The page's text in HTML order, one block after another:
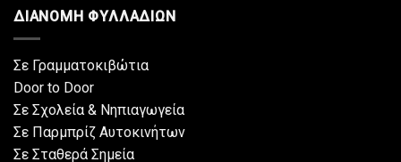
ΔΙΑΝΟΜΗ ΦΥΛΛΑΔΙΩΝ
Σε Γραμματοκιβώτια
Door to Door
Σε Σχολεία & Νηπιαγωγεία
Σε Παρμπρίζ Αυτοκινήτων
Σε Σταθερά Σημεία